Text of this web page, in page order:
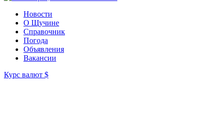
Новости
О Щучине
Справочник
Погода
Объявления
Вакансии
Курс валют $